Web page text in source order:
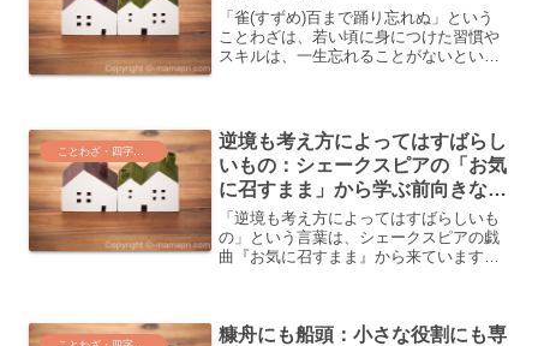
「雀(すずめ)百まで踊り忘れぬ」という
ことわざは、若い頃に身につけた習慣や
スキルは、一生忘れることがないという
ります。「雀百まで踊り...
逆境も考え方によってはすばらし
いもの：シェークスピアの「お気
に召すまま」から学ぶ前向きな生
き方
「逆境も考え方によってはすばらしいも
の」という言葉は、シェークスピアの戯
曲『お気に召すまま』から来ています。
示しています。人生には逆...
糠舟にも船頭：小さな役割にも専